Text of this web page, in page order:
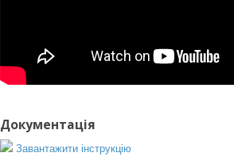
Документація
Завантажити інструкцію